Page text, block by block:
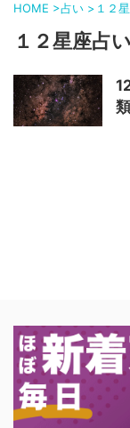
HOME >占い > １２
１２星座占